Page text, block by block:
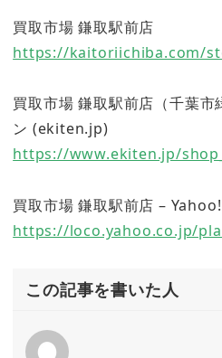
買取市場 鎌取駅前店
https://kaitoriichiba.com/
買取市場 鎌取駅前店（千葉市
ン (ekiten.jp)
https://www.ekiten.jp/
買取市場 鎌取駅前店 – Yahoo!
https://loco.yahoo.co.jp/
この記事を書いた人